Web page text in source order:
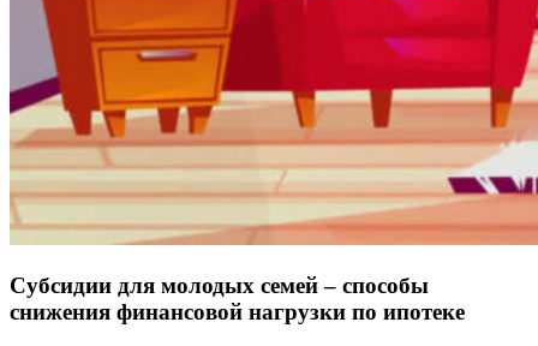
Субсидии для молодых семей – способы
снижения финансовой нагрузки по ипотеке